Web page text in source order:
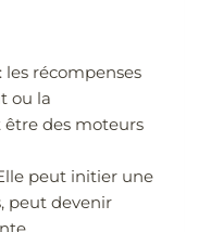
les récompenses
ou la
être des moteurs
peut initier une
peut devenir